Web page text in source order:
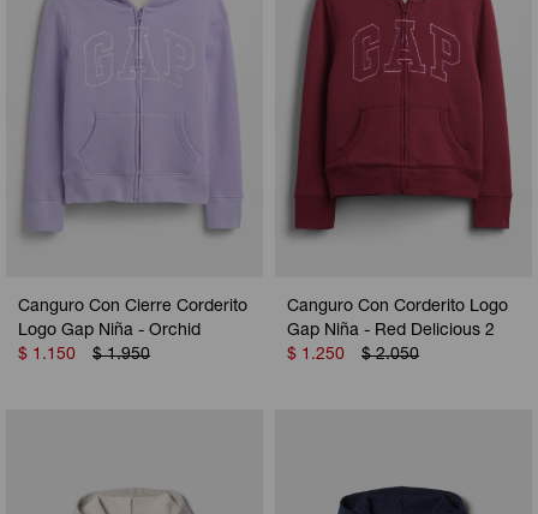
Canguro Con Cierre Corderito
Logo Gap Niña - Orchid
$ 1.150 $ 1.950
Canguro Con Corderito Logo
Gap Niña - Red Delicious 2
$ 1.250 $ 2.050